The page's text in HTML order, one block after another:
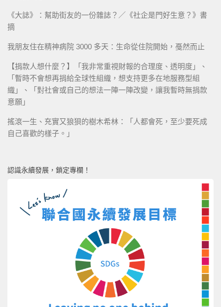
《大誌》：幫助街友的一份雜誌？／《社企是門好生意？》書
摘
我朋友住在精神病院 3000 多天：生命從住院開始，戞然而止
【捐款人想什麼？】「我非常重視財報的合理度、透明度」、
「暫時不會想再捐給全球性組織，想支持更多在地服務型組
織」、「對社會或自己的想法一陣一陣改變，讓我暫時無捐款
意願」
搖滾一生、充實又狼狽的樹木希林：「人都會死，至少要死成
自己喜歡的樣子。」
認識永續發展，鎖定專欄！